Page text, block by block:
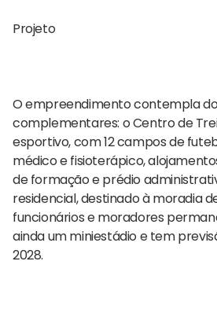
Projeto
O empreendimento contempla
complementares: o Centro de
esportivo, com 12 campos de
médico e fisioterápico,
de formação e prédio
residencial, destinado à moradia
funcionários e moradores
ainda um miniestádio e tem
2028.